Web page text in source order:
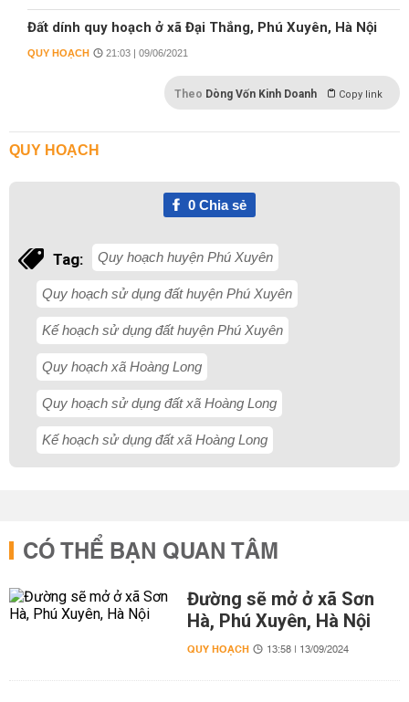
Đất dính quy hoạch ở xã Đại Thắng, Phú Xuyên, Hà Nội
QUY HOẠCH 21:03 | 09/06/2021
Theo Dòng Vốn Kinh Doanh Copy link
QUY HOẠCH
0Chia sẻ
Tag: Quy hoạch huyện Phú Xuyên
Quy hoạch sử dụng đất huyện Phú Xuyên
Kế hoạch sử dụng đất huyện Phú Xuyên
Quy hoạch xã Hoàng Long
Quy hoạch sử dụng đất xã Hoàng Long
Kế hoạch sử dụng đất xã Hoàng Long
CÓ THỂ BẠN QUAN TÂM
Đường sẽ mở ở xã Sơn
Hà, Phú Xuyên, Hà Nội
QUY HOẠCH 13:58 | 13/09/2024